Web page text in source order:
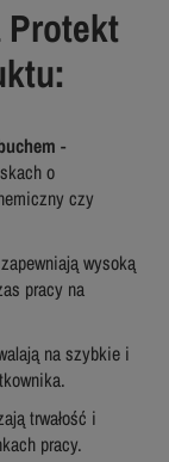
Protekt
-
o
czy
wysoką
pracy na
na szybkie i
trwałość i
pracy.